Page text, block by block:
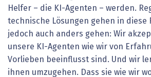
Helfer – die KI-Agenten – werden.
technische Lösungen gehen in diese
jedoch auch anders gehen: Wir
unsere KI-Agenten wie wir von
Vorlieben beeinflusst sind. Und wir
ihnen umzugehen. Dass sie wie wir